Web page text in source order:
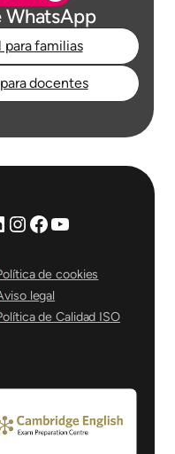
WhatsApp
para familias
docentes
Instagram
Facebook
YouTube
de cookies
legal
de Calidad ISO